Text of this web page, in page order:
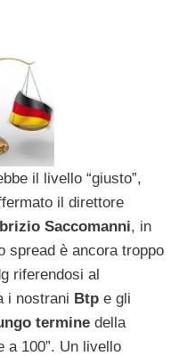
il livello “giusto”,
il direttore
Saccomanni, in
spread è ancora troppo
riferendosi al
i nostrani Btp e gli
termine della
a 100”. Un livello